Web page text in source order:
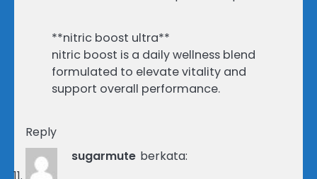
**nitric boost ultra**
nitric boost is a daily wellness blend
formulated to elevate vitality and
support overall performance.
Reply
sugarmute berkata: